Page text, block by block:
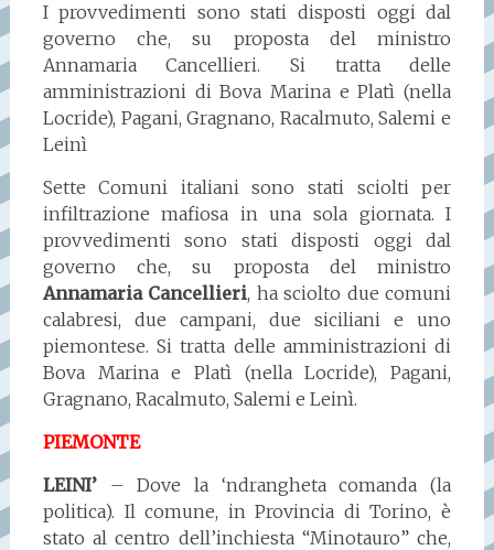
I provvedimenti sono stati disposti oggi dal
governo che, su proposta del ministro
Annamaria Cancellieri. Si tratta delle
amministrazioni di Bova Marina e Platì (nella
Locride), Pagani, Gragnano, Racalmuto, Salemi e
Leinì
Sette Comuni italiani sono stati sciolti per
infiltrazione mafiosa in una sola giornata. I
provvedimenti sono stati disposti oggi dal
governo che, su proposta del ministro
Annamaria Cancellieri, ha sciolto due comuni
calabresi, due campani, due siciliani e uno
piemontese. Si tratta delle amministrazioni di
Bova Marina e Platì (nella Locride), Pagani,
Gragnano, Racalmuto, Salemi e Leinì.
PIEMONTE
LEINI’ – Dove la ‘ndrangheta comanda (la
politica). Il comune, in Provincia di Torino, è
stato al centro dell’inchiesta “Minotauro” che,